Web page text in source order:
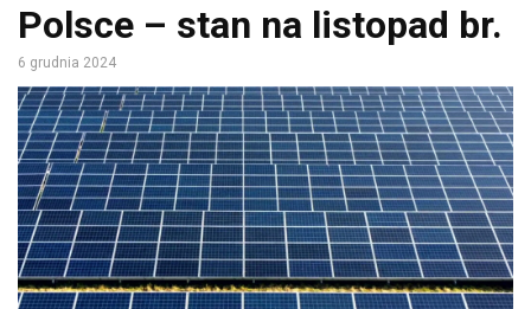
Polsce – stan na listopad br.
6 grudnia 2024